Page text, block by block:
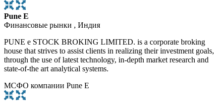
Pune E
Финансовые рынки , Индия
PUNE e STOCK BROKING LIMITED. is a corporate broking
house that strives to assist clients in realizing their investment goals,
through the use of latest technology, in-depth market research and
state-of-the art analytical systems.
МСФО компании Pune E